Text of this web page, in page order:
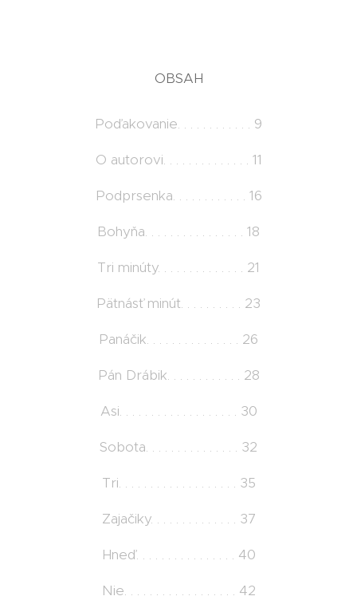
OBSAH
Poďakovanie. . . . . . . . . . . . 9
O autorovi. . . . . . . . . . . . . . 11
Podprsenka. . . . . . . . . . . . 16
Bohyňa. . . . . . . . . . . . . . . . 18
Tri minúty. . . . . . . . . . . . . . 21
Pätnásť minút. . . . . . . . . . 23
Panáčik. . . . . . . . . . . . . . . 26
Pán Drábik. . . . . . . . . . . . 28
Asi. . . . . . . . . . . . . . . . . . . 30
Sobota. . . . . . . . . . . . . . . 32
Tri. . . . . . . . . . . . . . . . . . . 35
Zajačiky. . . . . . . . . . . . . . 37
Hneď. . . . . . . . . . . . . . . . 40
Nie. . . . . . . . . . . . . . . . . . 42